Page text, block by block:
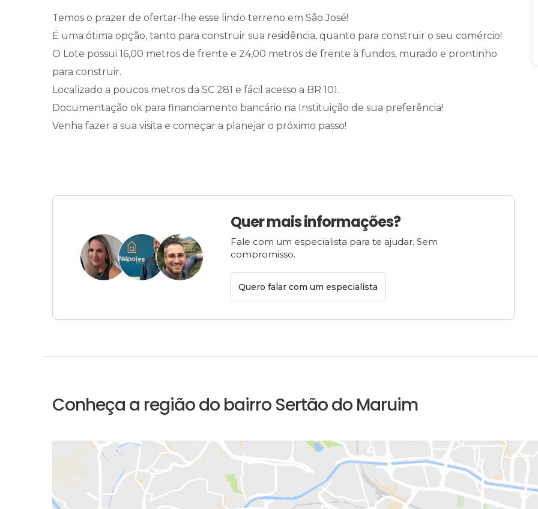
Temos o prazer de ofertar-lhe esse lindo terreno em São José!
É uma ótima opção, tanto para construir sua residência, quanto para construir o seu comércio!
O Lote possui 16,00 metros de frente e 24,00 metros de frente à fundos, murado e prontinho
para construir.
Localizado a poucos metros da SC 281 e fácil acesso a BR 101.
Documentação ok para financiamento bancário na Instituição de sua preferência!
Venha fazer a sua visita e começar a planejar o próximo passo!
Quer mais informações?
Fale com um especialista para te ajudar. Sem
compromisso.
Quero falar com um especialista
Conheça a região do bairro Sertão do Maruim